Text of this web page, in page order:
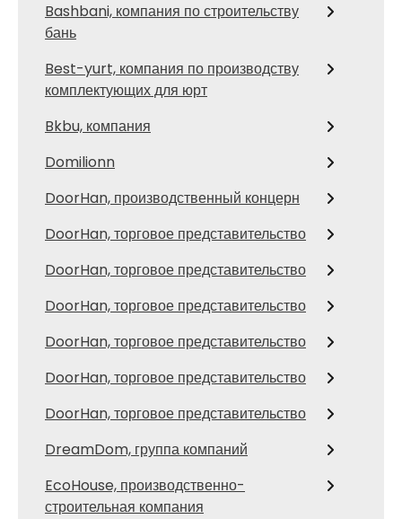
Bashbani, компания по строительству
бань
Best-yurt, компания по производству
комплектующих для юрт
Bkbu, компания
Domilionn
DoorHan, производственный концерн
DoorHan, торговое представительство
DoorHan, торговое представительство
DoorHan, торговое представительство
DoorHan, торговое представительство
DoorHan, торговое представительство
DoorHan, торговое представительство
DreamDom, группа компаний
EcoHouse, производственно-
строительная компания